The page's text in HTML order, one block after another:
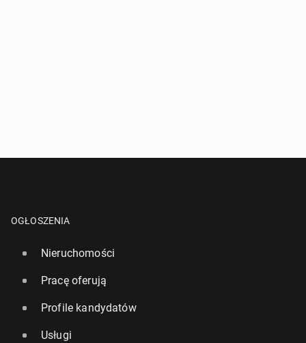
OGŁOSZENIA
Nieruchomości
Pracę oferują
Profile kandydatów
Usługi